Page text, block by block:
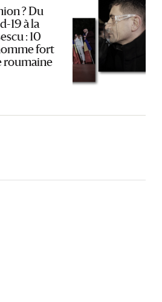
? Du
19 à la
: 10
fort
roumaine